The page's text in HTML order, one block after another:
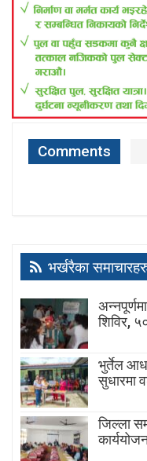
Comments
भर्खरैका
शिविर,
भुर्तेल
सुधारमा
जिल्ला